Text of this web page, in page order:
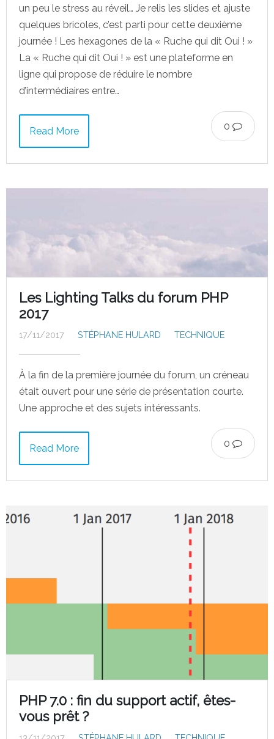
un peu le stress au réveil… Je relis les slides et ajuste
quelques bricoles, c’est parti pour cette deuxième
journée ! Les hexagones de la « Ruche qui dit Oui ! »
La « Ruche qui dit Oui ! » est une plateforme en
ligne qui propose de réduire le nombre
d’intermédiaires entre…
0
Read More
Les Lighting Talks du forum PHP
2017
17/11/2017 STÉPHANE HULARD TECHNIQUE
À la fin de la première journée du forum, un créneau
était ouvert pour une série de présentation courte.
Une approche et des sujets intéressants.
0
Read More
PHP 7.0 : fin du support actif, êtes-
vous prêt ?